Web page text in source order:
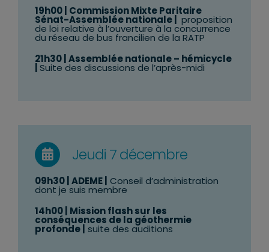
19h00| Commission Mixte Paritaire
Sénat-Assemblée nationale | proposition
de loi relative à l’ouverture à la concurrence
du réseau de bus francilien de la RATP
21h30| Assemblée nationale – hémicycle
Suite des discussions de l’après-midi
Jeudi 7 décembre
09h30 | ADEME | Conseil d’administration
dont je suis membre
14h00 Mission flash sur les
conséquences de la géothermie
profonde| suite des auditions